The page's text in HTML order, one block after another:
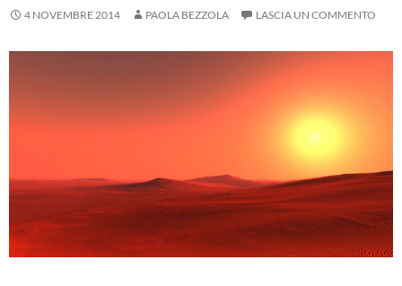
4 NOVEMBRE 2014 PAOLA BEZZOLA LASCIA UN COMMENTO